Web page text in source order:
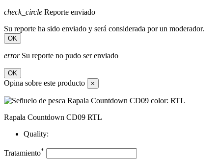
check_circle Reporte enviado
Su reporte ha sido enviado y será considerada por un moderador.
OK
errorSu reporte no pudo ser enviado
OK
Opina sobre este producto ×
Rapala Countdown CD09 RTL
Quality:
Tratamiento*